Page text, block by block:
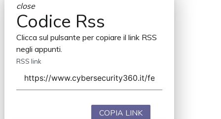
close
Codice Rss
Clicca sul pulsante per copiare il link RSS
negli appunti.
RSS link
COPIA LINK